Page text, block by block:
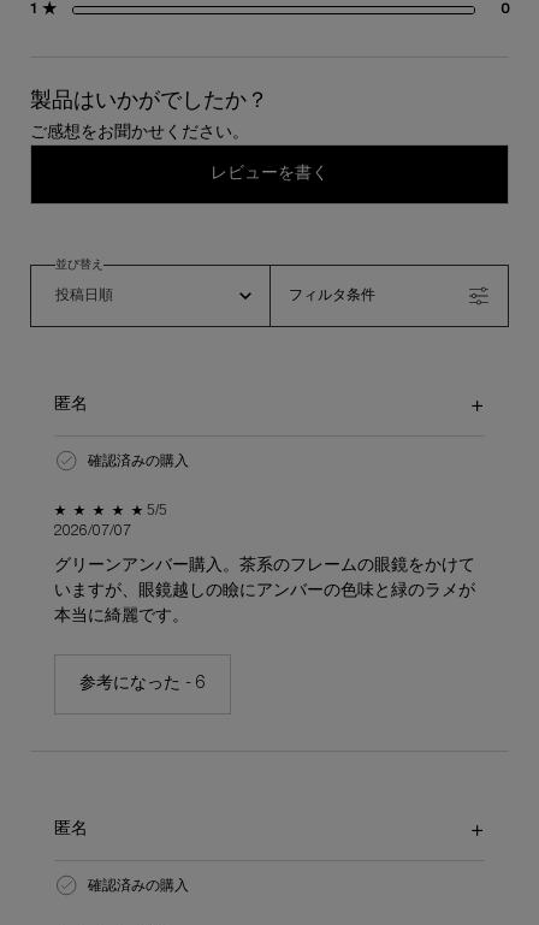
1 ★ 00 と
製品はいかがでしたか？
ご感想をお聞かせください。
レビューを書く
並び替え
フィルタ条件
匿名
確認済みの購入
5星中5。 5/5
2026/07/07
グリーンアンバー購入。茶系のフレームの眼鏡をかけて
いますが、眼鏡越しの瞼にアンバーの色味と緑のラメが
本当に綺麗です。
参考になった - 6
匿名
確認済みの購入